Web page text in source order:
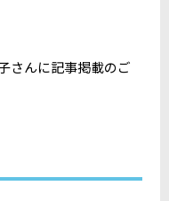
んに記事掲載のご